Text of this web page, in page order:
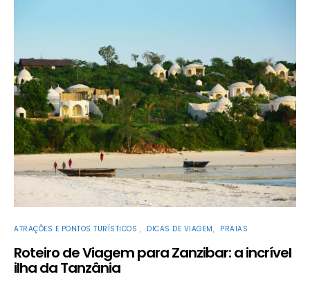
ATRAÇÕES E PONTOS TURÍSTICOS DICAS DE VIAGEM PRAIAS
Roteiro de Viagem para Zanzibar: a incrível
ilha da Tanzânia